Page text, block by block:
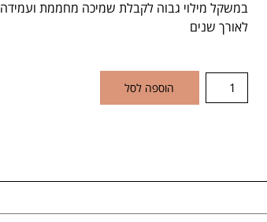
במשקל מילוי גבוה לקבלת שמיכה מחממת ועמידה
לאורך שנים
הוספה לסל